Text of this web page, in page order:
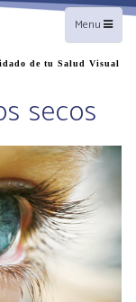
Toggle
navigation
Menu
de tu Salud Visual
secos